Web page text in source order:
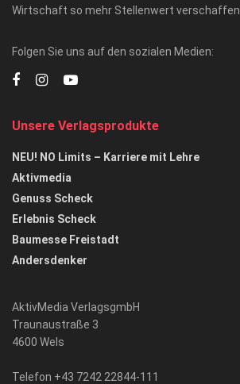
Wirtschaft so mehr Stellenwert verschaffen.
Folgen Sie uns auf den sozialen Medien:
Unsere Verlagsprodukte
NEU! NO Limits – Karriere mit Lehre
Aktivmedia
Genuss Scheck
Erlebnis Scheck
Baumesse Freistadt
Andersdenker
AktivMedia VerlagsgmbH
Traunaustraße 3
4600 Wels
Telefon +43 7242 22844-111